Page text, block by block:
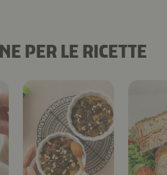
PER LE RICETTE